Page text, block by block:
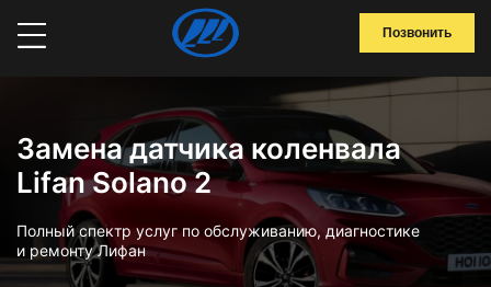
Позвонить
Замена датчика коленвала
Lifan Solano 2
Полный спектр услуг по обслуживанию, диагностике
и ремонту Лифан